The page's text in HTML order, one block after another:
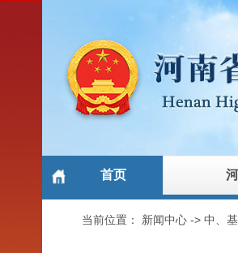
首页
当前位置： 新闻中心-> 中、